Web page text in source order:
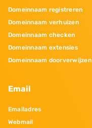
Domeinnaam registreren
Domeinnaam verhuizen
Domeinnaam checken
Domeinnaam extensies
Domeinnaam doorverwijzen
Email
Emailadres
Webmail